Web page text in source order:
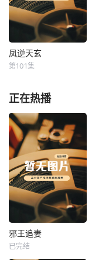
凤逆天玄
凤逆天玄
第101集
正在热播
热播
邪王追妻
邪王追妻
已完结